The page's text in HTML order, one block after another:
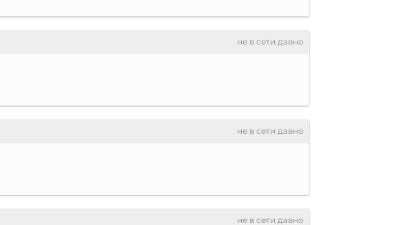
не в сети давно
не в сети давно
не в сети давно